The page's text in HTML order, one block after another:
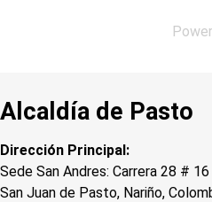
Alcaldía de Pasto
Dirección Principal:
Sede San Andres: Carrera 28 #
San Juan de Pasto, Nariño,